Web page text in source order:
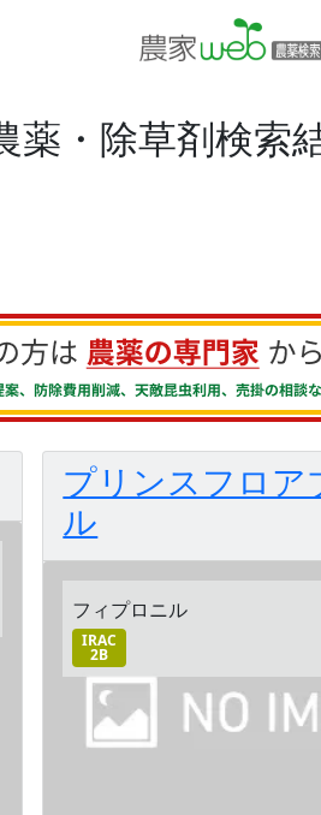
・除草剤検索
プリンスフロア
ル
フィプロニル
IRAC
2B